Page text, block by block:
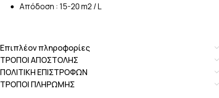
Απόδοση : 15-20 m2 / L
Επιπλέον πληροφορίες
ΤΡΟΠΟΙ ΑΠΟΣΤΟΛΗΣ
ΠΟΛΙΤΙΚΗ ΕΠΙΣΤΡΟΦΩΝ
ΤΡΟΠΟΙ ΠΛΗΡΩΜΗΣ